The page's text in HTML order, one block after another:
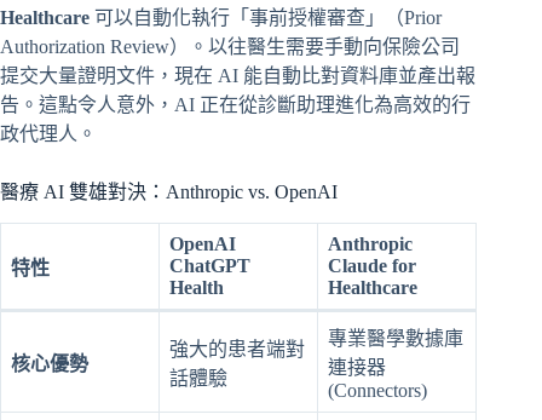
Healthcare 可以自動化執行「事前授權審查」（Prior
Authorization Review）。以往醫生需要手動向保險公司
提交大量證明文件，現在 AI 能自動比對資料庫並產出報
告。這點令人意外，AI 正在從診斷助理進化為高效的行
政代理人。
醫療 AI 雙雄對決：Anthropic vs. OpenAI
特性
OpenAI
ChatGPT
Health
Anthropic
Claude for
Healthcare
核心優勢
強大的患者端對
話體驗
專業醫學數據庫
連接器
(Connectors)